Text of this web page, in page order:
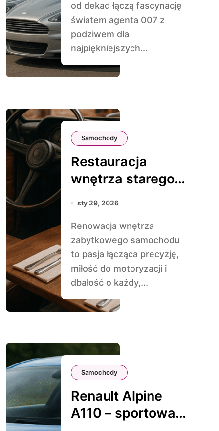
od dekad łączą fascynację
światem agenta 007 z
podziwem dla
najpiękniejszych...
Samochody
Restauracja
wnętrza starego
samochodu – od
rozdzielczą
sty 29, 2026
Renowacja wnętrza
zabytkowego samochodu
to pasja łącząca precyzję,
miłość do motoryzacji i
dbałość o każdy,...
Samochody
Renault Alpine
A110 – sportowa